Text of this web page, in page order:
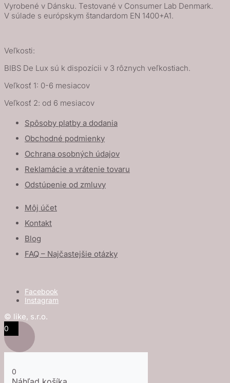
Vyrobené v Dánsku. Testované v Consumer Lab Denmark.
V súlade s európskym štandardom EN 1400+A1.
Veľkosti:
BIBS De Lux sú k dispozícii v 3 rôznych veľkostiach.
Veľkosť 1: 0-6 mesiacov
Veľkosť 2: od 6 mesiacov
Spôsoby platby a dodania
Obchodné podmienky
Ochrana osobných údajov
Reklamácie a vrátenie tovaru
Odstúpenie od zmluvy
Môj účet
Kontakt
Blog
FAQ – Najčastejšie otázky
Facebook
Instagram
© like, s.r.o.
0
0